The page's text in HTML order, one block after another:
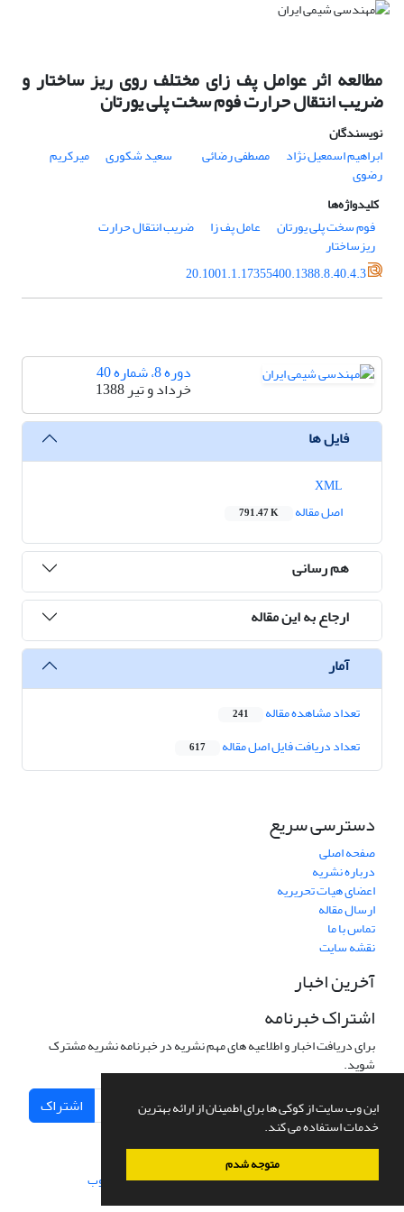
این وب سایت از کوکی ها برای اطمینان از ارائه بهترین
خدمات استفاده می کند.
متوجه شدم
مطالعه اثر عوامل پف زای مختلف روی ریز ساختار و
ضریب انتقال حرارت فوم سخت پلی یورتان
نویسندگان
ابراهیم اسمعیل نژاد
مصطفی رضائی سعید شکوری میرکریم
رضوی
کلیدواژه‌ها
فوم سخت پلی یورتان
عامل پف زا ضریب انتقال حرارت
ریزساختار
20.1001.1.17355400.1388.8.40.4.3
دوره 8، شماره 40
خرداد و تیر 1388
فایل ها
اصل مقاله
791.47 K
هم رسانی
ارجاع به این مقاله
آمار
تعداد مشاهده مقاله 241
تعداد دریافت فایل اصل مقاله 617
دسترسی سریع
صفحه اصلی
درباره نشریه
اعضای هیات تحریریه
ارسال مقاله
تماس با ما
نقشه سایت
آخرین اخبار
اشتراک خبرنامه
برای دریافت اخبار و اطلاعیه های مهم نشریه در خبرنامه نشریه مشترک
شوید.
اشتراک
سامانه مدیریت نشریات علمی.طراحی و پیاده سازی از سیناوب